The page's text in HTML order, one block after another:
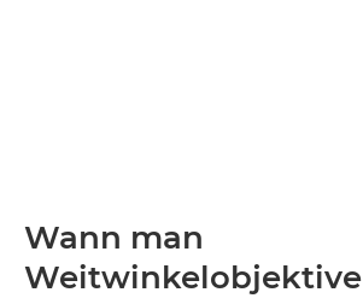
Wann man
Weitwinkelobjektive